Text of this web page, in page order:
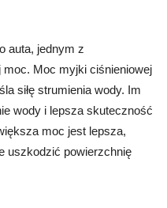
auta, jednym z
Moc myjki ciśnieniowej
siłę strumienia wody. Im
wody i lepsza skuteczność
moc jest lepsza,
uszkodzić powierzchnię